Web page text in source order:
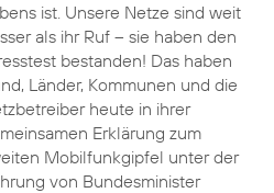
ist. Unsere Netze sind weit
als ihr Ruf – sie haben den
bestanden! Das haben
Länder, Kommunen und die
heute in ihrer
Erklärung zum
Mobilfunkgipfel unter der
von Bundesminister